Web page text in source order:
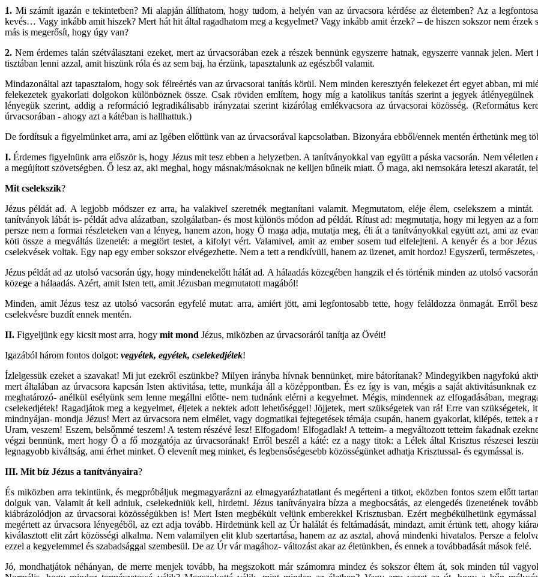
1. Mi számít igazán e tekintetben? Mi alapján állíthatom, hogy tudom, a helyén van az úrvacsora kérdése az életemben? Az a
kevés… Vagy inkább amit hiszek? Mert hát hit által ragadhatom meg a kegyelmet? Vagy inkább amit érzek? – de hiszen sokszor nem
más is megerősít, hogy úgy van?
2. Nem érdemes talán szétválasztani ezeket, mert az úrvacsorában ezek a részek bennünk egyszerre hatnak, egyszerre vannak jelen.
tisztában lenni azzal, amit hiszünk róla és az sem baj, ha érzünk, tapasztalunk az egészből valamit.
Mindazonáltal azt tapasztalom, hogy sok félreértés van az úrvacsorai tanítás körül. Nem minden keresztyén felekezet ért egyet abban, mi
felekezetek gyakorlati dolgokon különböznek össze. Csak röviden említem, hogy míg a katolikus tanítás szerint a jegyek
lényegük szerint, addig a reformáció legradikálisabb irányzatai szerint kizárólag emlékvacsora az úrvacsorai közösség. (Református
úrvacsorában - ahogy azt a kátéban is hallhattuk.)
De fordítsuk a figyelmünket arra, ami az Igében előttünk van az úrvacsorával kapcsolatban. Bizonyára ebből/ennek mentén érthetünk meg
I. Érdemes figyelnünk arra először is, hogy Jézus mit tesz ebben a helyzetben. A tanítványokkal van együtt a páska vacsorán. Nem
a megújított szövetségben. Ő lesz az, aki meghal, hogy másnak/másoknak ne kelljen bűneik miatt. Ő maga, aki nemsokára leteszi akaratát,
Mit cselekszik?
Jézus példát ad. A legjobb módszer ez arra, ha valakivel szeretnék megtanítani valamit. Megmutatom, eléje élem, cselekszem a
tanítványok lábát is- példát adva alázatban, szolgálatban- és most különös módon ad példát. Rítust ad: megmutatja, hogy mi legyen az a
persze nem a formai részleteken van a lényeg, hanem azon, hogy Ő maga adja, mutatja meg, éli át a tanítványokkal együtt azt, ami az
köti össze a megváltás üzenetét: a megtört testet, a kifolyt vért. Valamivel, amit az ember sosem tud elfelejteni. A kenyér és a bor
cselekvések voltak. Egy nap egy ember sokszor elvégezhette. Nem a tett a rendkívüli, hanem az üzenet, amit hordoz! Egyszerű,
Jézus példát ad az utolsó vacsorán úgy, hogy mindenekelőtt hálát ad. A hálaadás közegében hangzik el és történik minden az utolsó
közege a hálaadás. Azért, amit Isten tett, amit Jézusban megmutatott magából!
Minden, amit Jézus tesz az utolsó vacsorán egyfelé mutat: arra, amiért jött, ami legfontosabb tette, hogy feláldozza önmagát. Erről
cselekvésre buzdít ennek mentén.
II. Figyeljünk egy kicsit most arra, hogy mit mond Jézus, miközben az úrvacsoráról tanítja az Övéit!
Igazából három fontos dolgot: vegyétek, egyétek, cselekedjétek!
Ízlelgessük ezeket a szavakat! Mi jut ezekről eszünkbe? Milyen irányba hívnak bennünket, mire bátorítanak? Mindegyikben nagyfokú
mert általában az úrvacsora kapcsán Isten aktivitása, tette, munkája áll a középpontban. És ez így is van, mégis a saját aktivitásunknak
meghatározó- anélkül esélyünk sem lenne megállni előtte- nem tudnánk elérni a kegyelmet. Mégis, mindennek az elfogadásában,
cselekedjétek! Ragadjátok meg a kegyelmet, éljetek a nektek adott lehetőséggel! Jöjjetek, mert szükségetek van rá! Erre van szükségetek,
mindnyájan- mondja Jézus! Mert az úrvacsora nem elmélet, vagy dogmatikai fejtegetések témája csupán, hanem gyakorlat, kilépés, tettek
Uram, veszem! Eszem, belsőmmé teszem! A testem részévé lesz! Elfogadom! Elfogadlak! A tetteim- a megváltozott tetteim fakadnak
végzi bennünk, mert hogy Ő a fő mozgatója az úrvacsorának! Erről beszél a káté: ez a nagy titok: a Lélek által Krisztus részesei
legnagyobb kiváltság, ami érhet minket. Ő elevenít meg minket, és legbensőségesebb közösségünket adhatja Krisztussal- és egymással is.
III. Mit bíz Jézus a tanítványaira?
És miközben arra tekintünk, és megpróbáljuk megmagyarázni az elmagyarázhatatlant és megérteni a titkot, eközben fontos szem előtt
dolguk van. Valamit át kell adniuk, cselekedniük kell, hirdetni. Jézus tanítványaira bízza a megbocsátás, az elengedés üzenetének
kiábrázolódjon az úrvacsorai közösségükben is! Mert Isten megbékült velünk emberekkel Krisztusban. Ezért megbékülhetünk
megértett az úrvacsora lényegéből, az ezt adja tovább. Hirdetnünk kell az Úr halálát és feltámadását, mindazt, amit értünk tett, ahogy
kiválasztott elit zárt közösségi alkalma. Nem valamilyen elit klub szertartása, hanem az az asztal, ahová mindenki hivatalos. Persze a
ezzel a kegyelemmel és szabadsággal szembesül. De az Úr vár magához- változást akar az életünkben, és ennek a továbbadását mások felé.
Jó, mondhatjátok néhányan, de merre menjek tovább, ha megszokott már számomra mindez és sokszor éltem át, sok minden túl